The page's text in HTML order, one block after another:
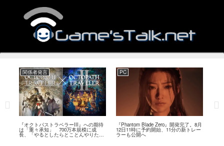
関係者発言
『オクトパストラベラーIII』への期待
は「重々承知」 700万本規模に成
長、「やるとしたらとことんやりた
い」と浅野智也氏
PC
『Phantom Blade Zero』開発完了。8月
12日11時に予約開始、11分の新トレー
ラーも公開へ